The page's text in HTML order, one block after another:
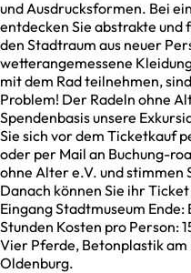
und Ausdrucksformen. Bei
entdecken Sie abstrakte und
den Stadtraum aus neuer
wetterangemessene
mit dem Rad teilnehmen,
Problem! Der Radeln ohne
Spendenbasis unsere
Sie sich vor dem Ticketkauf
oder per Mail an Buchung-
ohne Alter e.V. und stimmen
Danach können Sie ihr
Eingang Stadtmuseum
Stunden Kosten pro Person:
Vier Pferde, Betonplastik am
Oldenburg.